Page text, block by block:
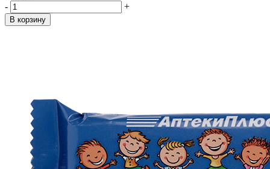
-
+
В корзину